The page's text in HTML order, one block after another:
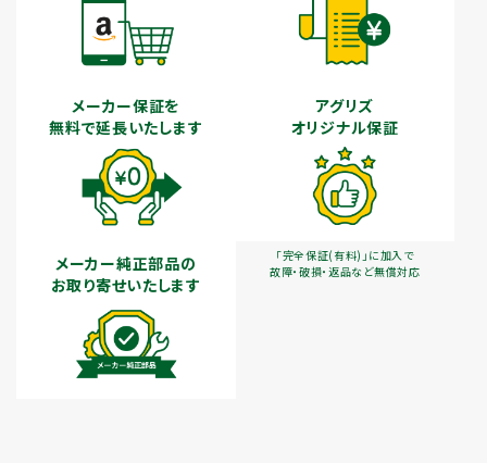
メーカー保証を
無料で延長いたします
アグリズ
オリジナル保証
「完全保証(有料)」に加入で
故障・破損・返品など無償対応
メーカー純正部品の
お取り寄せいたします